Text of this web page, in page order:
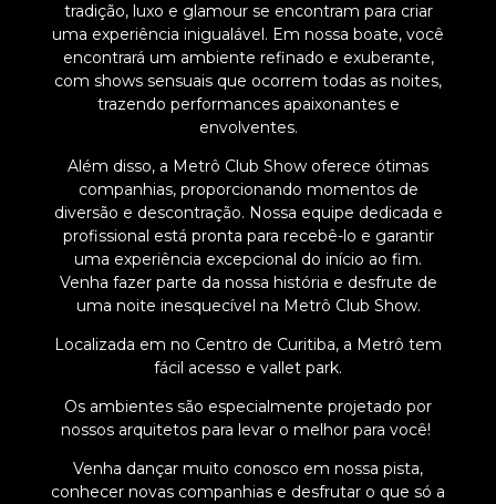
tradição, luxo e glamour se encontram para criar
uma experiência inigualável. Em nossa boate, você
encontrará um ambiente refinado e exuberante,
com shows sensuais que ocorrem todas as noites,
trazendo performances apaixonantes e
envolventes.
Além disso, a Metrô Club Show oferece ótimas
companhias, proporcionando momentos de
diversão e descontração. Nossa equipe dedicada e
profissional está pronta para recebê-lo e garantir
uma experiência excepcional do início ao fim.
Venha fazer parte da nossa história e desfrute de
uma noite inesquecível na Metrô Club Show.
Localizada em no Centro de Curitiba, a Metrô tem
fácil acesso e vallet park.
Os ambientes são especialmente projetado por
nossos arquitetos para levar o melhor para você!
Venha dançar muito conosco em nossa pista,
conhecer novas companhias e desfrutar o que só a